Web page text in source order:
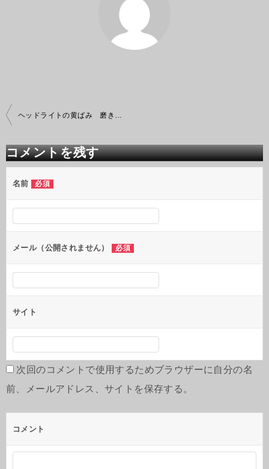
投
稿
ビ
ゲ
ー
シ
ン
ヘッドライトの黄ばみ 磨き除去
コメントを残す
名前 必須
メール（公開されません） 必須
サイト
次回のコメントで使用するためブラウザーに自分の名
前、メールアドレス、サイトを保存する。
コメント